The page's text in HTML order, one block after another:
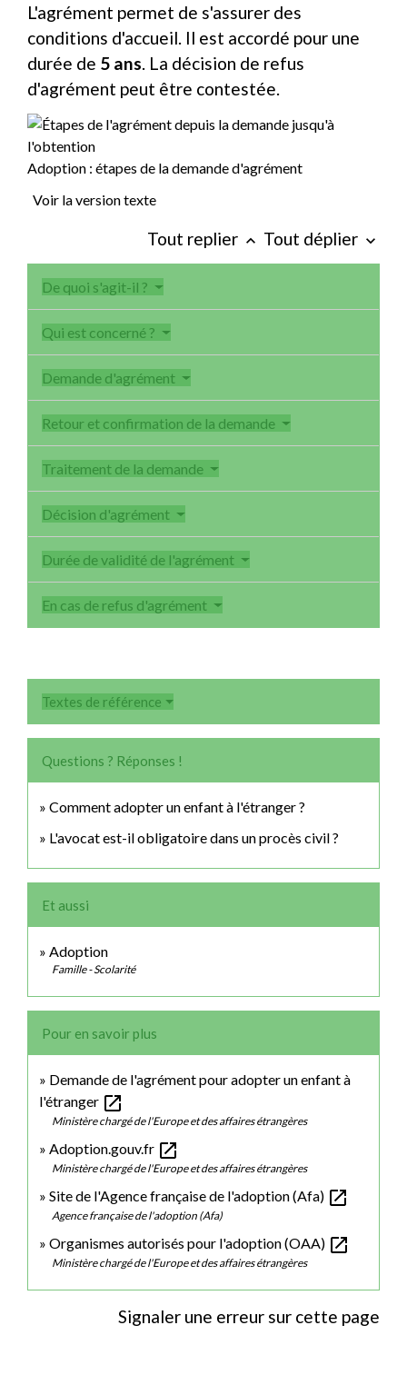
L'agrément permet de s'assurer des
conditions d'accueil. Il est accordé pour une
durée de 5 ans . La décision de refus
d'agrément peut être contestée.
Adoption : étapes de la demande d'agrément
Voir la version texte
Tout replier keyboard_arrow_up Tout déplier keyboard_arrow_down
De quoi s'agit-il ?
Qui est concerné ?
Demande d'agrément
Retour et confirmation de la demande
Traitement de la demande
Décision d'agrément
Durée de validité de l'agrément
En cas de refus d'agrément
Textes de référence
Questions ? Réponses !
Comment adopter un enfant à l'étranger ?
L'avocat est-il obligatoire dans un procès civil ?
Et aussi
Adoption
Famille - Scolarité
Pour en savoir plus
Demande de l'agrément pour adopter un enfant à
l'étranger open_in_new
Ministère chargé de l'Europe et des affaires étrangères
Adoption.gouv.fr open_in_new
Ministère chargé de l'Europe et des affaires étrangères
Site de l'Agence française de l'adoption (Afa) open_in_new
Agence française de l'adoption (Afa)
Organismes autorisés pour l'adoption (OAA) open_in_new
Ministère chargé de l'Europe et des affaires étrangères
Signaler une erreur sur cette page